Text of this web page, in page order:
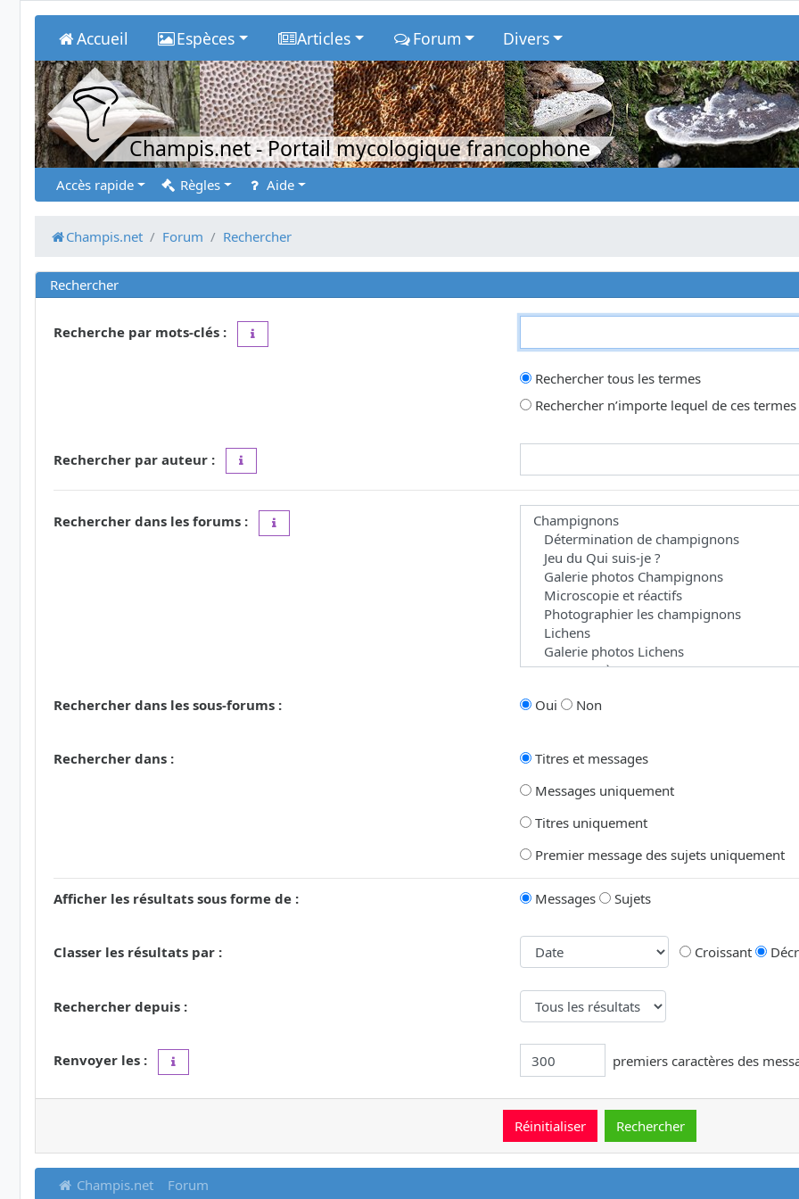
Accueil Espèces Articles Forum Divers
Champis.net- Portail mycologique francophone
Accès rapide Règles Aide
Champis.net Forum Rechercher
Rechercher
Recherche par mots-clés :
Rechercher tous les termes
Rechercher n’importe lequel de ces termes
Rechercher par auteur :
Rechercher dans les forums : Choisissez le forum ou les forums dans le(s)quel(s) vous souhaitez effectuer une recherche.
Rechercher dans les sous-forums : Oui Non
Rechercher dans :
Titres et messages
Messages uniquement
Titres uniquement
Premier message des sujets uniquement
Afficher les résultats sous forme de : Messages Sujets
Classer les résultats par : Croissant
Rechercher depuis :
Renvoyer les : premiers caractères des
Champis.net Forum